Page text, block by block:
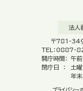
法人
〒781-
TEL：0887-
開庁時間：
午
閉庁日 ：
土曜
年
プライバシー